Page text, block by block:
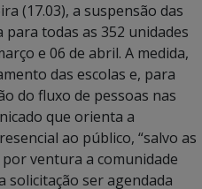
(17.03), a suspensão das
todas as 352 unidades
e 06 de abril. A medida,
das escolas e, para
do fluxo de pessoas nas
que orienta a
ao público, “salvo as
ventura a comunidade
solicitação ser agendada